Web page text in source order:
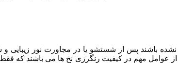
باشند پس از شستشو یا در مجاورت نور زیبایی
از عوامل مهم در کیفیت رنگرزی نخ ها می باشند که